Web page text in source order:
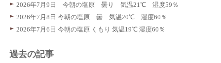
2026年7月9日 今朝の塩原 曇り 気温21℃ 湿度59％
2026年7月8日 今朝の塩原 曇 気温20℃ 湿度60％
2026年7月6日 今朝の塩原 くもり 気温19℃ 湿度60％
過去の記事